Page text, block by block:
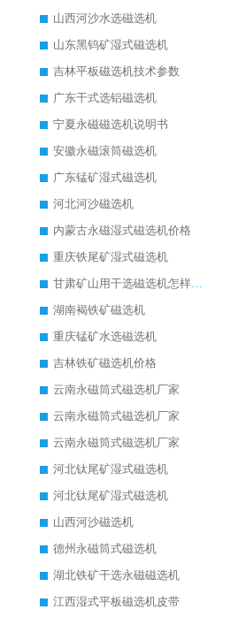
山西河沙水选磁选机
山东黑钨矿湿式磁选机
吉林平板磁选机技术参数
广东干式选铝磁选机
宁夏永磁磁选机说明书
安徽永磁滚筒磁选机
广东锰矿湿式磁选机
河北河沙磁选机
内蒙古永磁湿式磁选机价格
重庆铁尾矿湿式磁选机
甘肃矿山用干选磁选机怎样调磁
湖南褐铁矿磁选机
重庆锰矿水选磁选机
吉林铁矿磁选机价格
云南永磁筒式磁选机厂家
云南永磁筒式磁选机厂家
云南永磁筒式磁选机厂家
河北钛尾矿湿式磁选机
河北钛尾矿湿式磁选机
山西河沙磁选机
德州永磁筒式磁选机
湖北铁矿干选永磁磁选机
江西湿式平板磁选机皮带